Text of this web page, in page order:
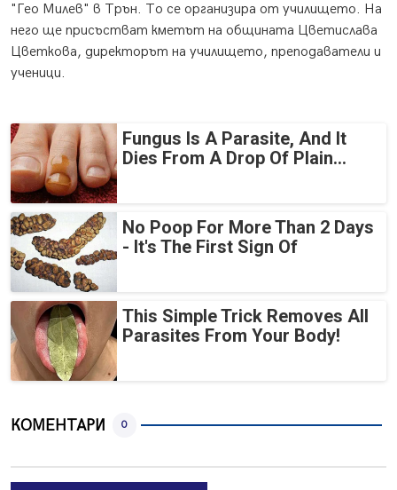
"Гео Милев" в Трън. То се организира от училището. На
него ще присъстват кметът на общината Цветислава
Цветкова, директорът на училището, преподаватели и
ученици.
Fungus Is A Parasite, And It
Dies From A Drop Of Plain...
No Poop For More Than 2 Days
- It's The First Sign Of
This Simple Trick Removes All
Parasites From Your Body!
КОМЕНТАРИ 0